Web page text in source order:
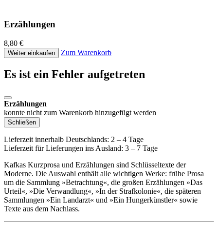
Erzählungen
8,80 €
Weiter einkaufen Zum Warenkorb
Es ist ein Fehler aufgetreten
Erzählungen
konnte nicht zum Warenkorb hinzugefügt werden
Schließen
Lieferzeit innerhalb Deutschlands: 2 – 4 Tage
Lieferzeit für Lieferungen ins Ausland: 3 – 7 Tage
Kafkas Kurzprosa und Erzählungen sind Schlüsseltexte der
Moderne. Die Auswahl enthält alle wichtigen Werke: frühe Prosa
um die Sammlung »Betrachtung«, die großen Erzählungen »Das
Urteil«, »Die Verwandlung«, »In der Strafkolonie«, die späteren
Sammlungen »Ein Landarzt« und »Ein Hungerkünstler« sowie
Texte aus dem Nachlass.